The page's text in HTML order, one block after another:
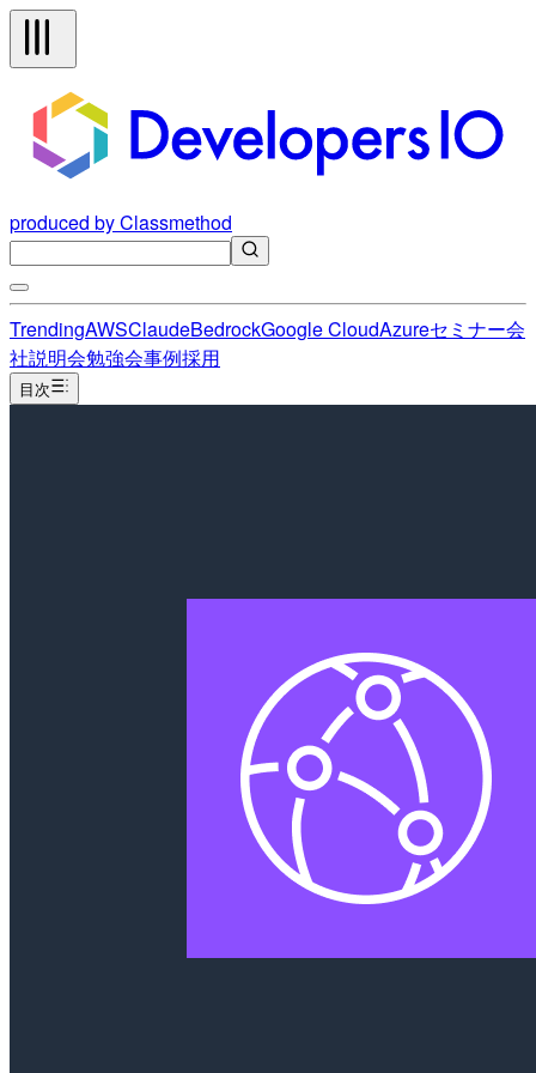
produced by Classmethod
TrendingAWSClaudeBedrockGoogle CloudAzureセミナー会
社説明会勉強会事例採用
目次